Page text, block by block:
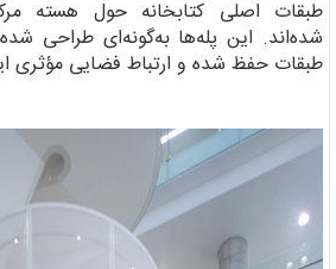
طبقات اصلی کتابخانه حول هسته
شده‌اند. این پله‌ها به‌گونه‌ای طراحی
طبقات حفظ شده و ارتباط فضایی مؤثری